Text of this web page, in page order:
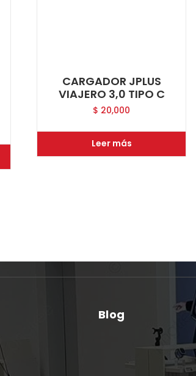
CARGADOR JPLUS
VIAJERO 3,0 TIPO C
$ 20,000
Leer más
Blog